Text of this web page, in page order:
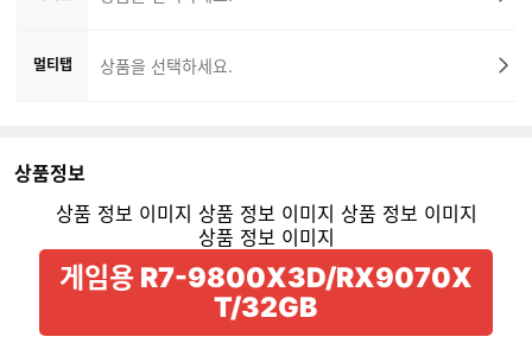
멀티탭 상품을 선택하세요.
상품정보
게임용 R7-9800X3D/RX9070X
T/32GB